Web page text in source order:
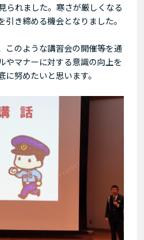
られました。寒さが厳しくなる
き締める機会となりました。
このような講習会の開催等を通
やマナーに対する意識の向上を
努めたいと思います。